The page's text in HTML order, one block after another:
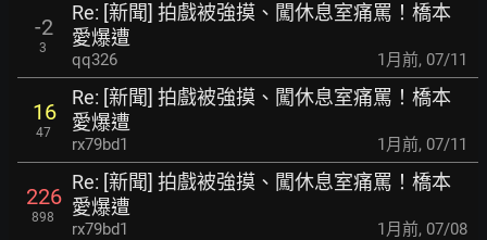
-2
3
Re: [新聞] 拍戲被強摸、闖休息室痛罵！橋本
愛爆遭
qq326 1月前, 07/11
16
47
Re: [新聞] 拍戲被強摸、闖休息室痛罵！橋本
愛爆遭
rx79bd1 1月前, 07/11
226
898
Re: [新聞] 拍戲被強摸、闖休息室痛罵！橋本
愛爆遭
rx79bd1 1月前, 07/08